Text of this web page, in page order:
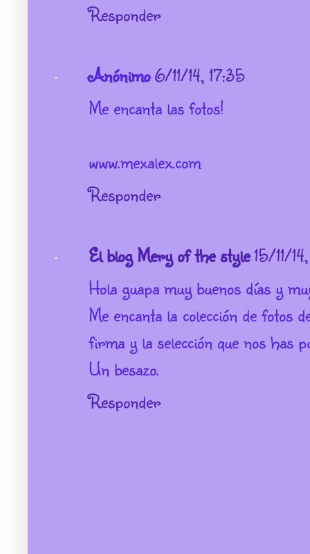
Responder
Anónimo6/11/14, 17:35
Me encanta las fotos!
www.mexalex.com
Responder
El blog Mery of the style15/11/
Hola guapa muy buenos días y
Me encanta la colección de fotos
firma y la selección que nos has
Un besazo.
Responder